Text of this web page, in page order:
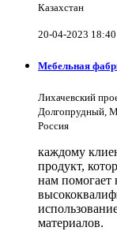
Казахстан
20-04-2023 18:40
Мебельная
Лихачевский
Долгопрудный,
Россия
каждому
продукт,
нам помогает
материалов.